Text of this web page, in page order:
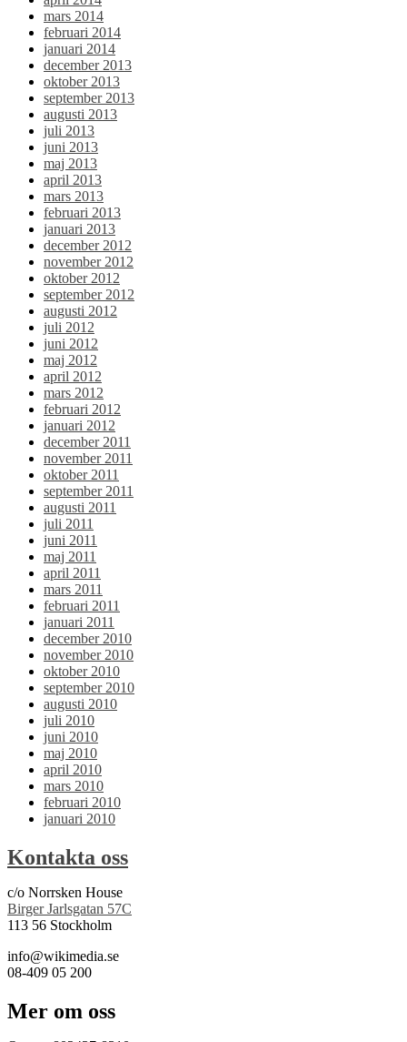
mars 2014
februari 2014
januari 2014
december 2013
oktober 2013
september 2013
augusti 2013
juli 2013
juni 2013
maj 2013
april 2013
mars 2013
februari 2013
januari 2013
december 2012
november 2012
oktober 2012
september 2012
augusti 2012
juli 2012
juni 2012
maj 2012
april 2012
mars 2012
februari 2012
januari 2012
december 2011
november 2011
oktober 2011
september 2011
augusti 2011
juli 2011
juni 2011
maj 2011
april 2011
mars 2011
februari 2011
januari 2011
december 2010
november 2010
oktober 2010
september 2010
augusti 2010
juli 2010
juni 2010
maj 2010
april 2010
mars 2010
februari 2010
januari 2010
Kontakta oss
c/o Norrsken House
Birger Jarlsgatan 57C
113 56 Stockholm
info@wikimedia.se
08-409 05 200
Mer om oss